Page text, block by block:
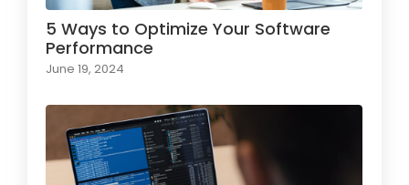
5 Ways to Optimize Your Software
Performance
June 19, 2024